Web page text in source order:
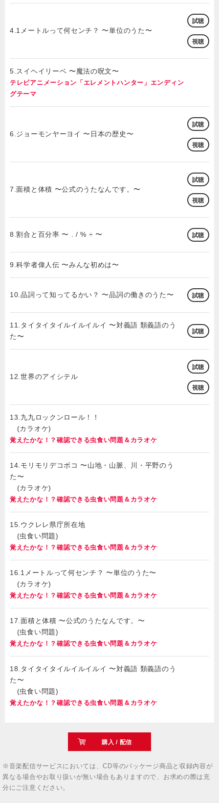
4.1メートルって何センチ？ 〜単位のうた〜
試聴
視聴
5.スイヘイリーベ 〜魔法の呪文〜
テレビアニメーション「エレメントハンター」エンディン
グテーマ
6.ジョーモンヤーヨイ 〜日本の歴史〜
試聴
視聴
7.面積と体積 〜公式のうたなんです。〜
試聴
視聴
8.割合と百分率 〜 . / % ÷ 〜 試聴
9.科学者偉人伝 〜みんな初めは〜
10.品詞って知ってるかい？ 〜品詞の働きのうた〜 試聴
11.タイタイタイルイルイルイ 〜対義語 類義語のう
た〜
試聴
12.世界のアイシテル
試聴
視聴
13.九九ロックンロール！！
(カラオケ)
覚えたかな！？確認できる虫食い問題＆カラオケ
14.モリモリデコボコ 〜山地・山脈、川・平野のう
た〜
(カラオケ)
覚えたかな！？確認できる虫食い問題＆カラオケ
15.ウクレレ県庁所在地
(虫食い問題)
覚えたかな！？確認できる虫食い問題＆カラオケ
16.1メートルって何センチ？ 〜単位のうた〜
(カラオケ)
覚えたかな！？確認できる虫食い問題＆カラオケ
17.面積と体積 〜公式のうたなんです。〜
(虫食い問題)
覚えたかな！？確認できる虫食い問題＆カラオケ
18.タイタイタイルイルイルイ 〜対義語 類義語のう
た〜
(虫食い問題)
覚えたかな！？確認できる虫食い問題＆カラオケ
購入 / 配信
※音楽配信サービスにおいては、CD等のパッケージ商品と収録内容が
異なる場合やお取り扱いが無い場合もありますので、お求めの際は充
分にご注意ください。